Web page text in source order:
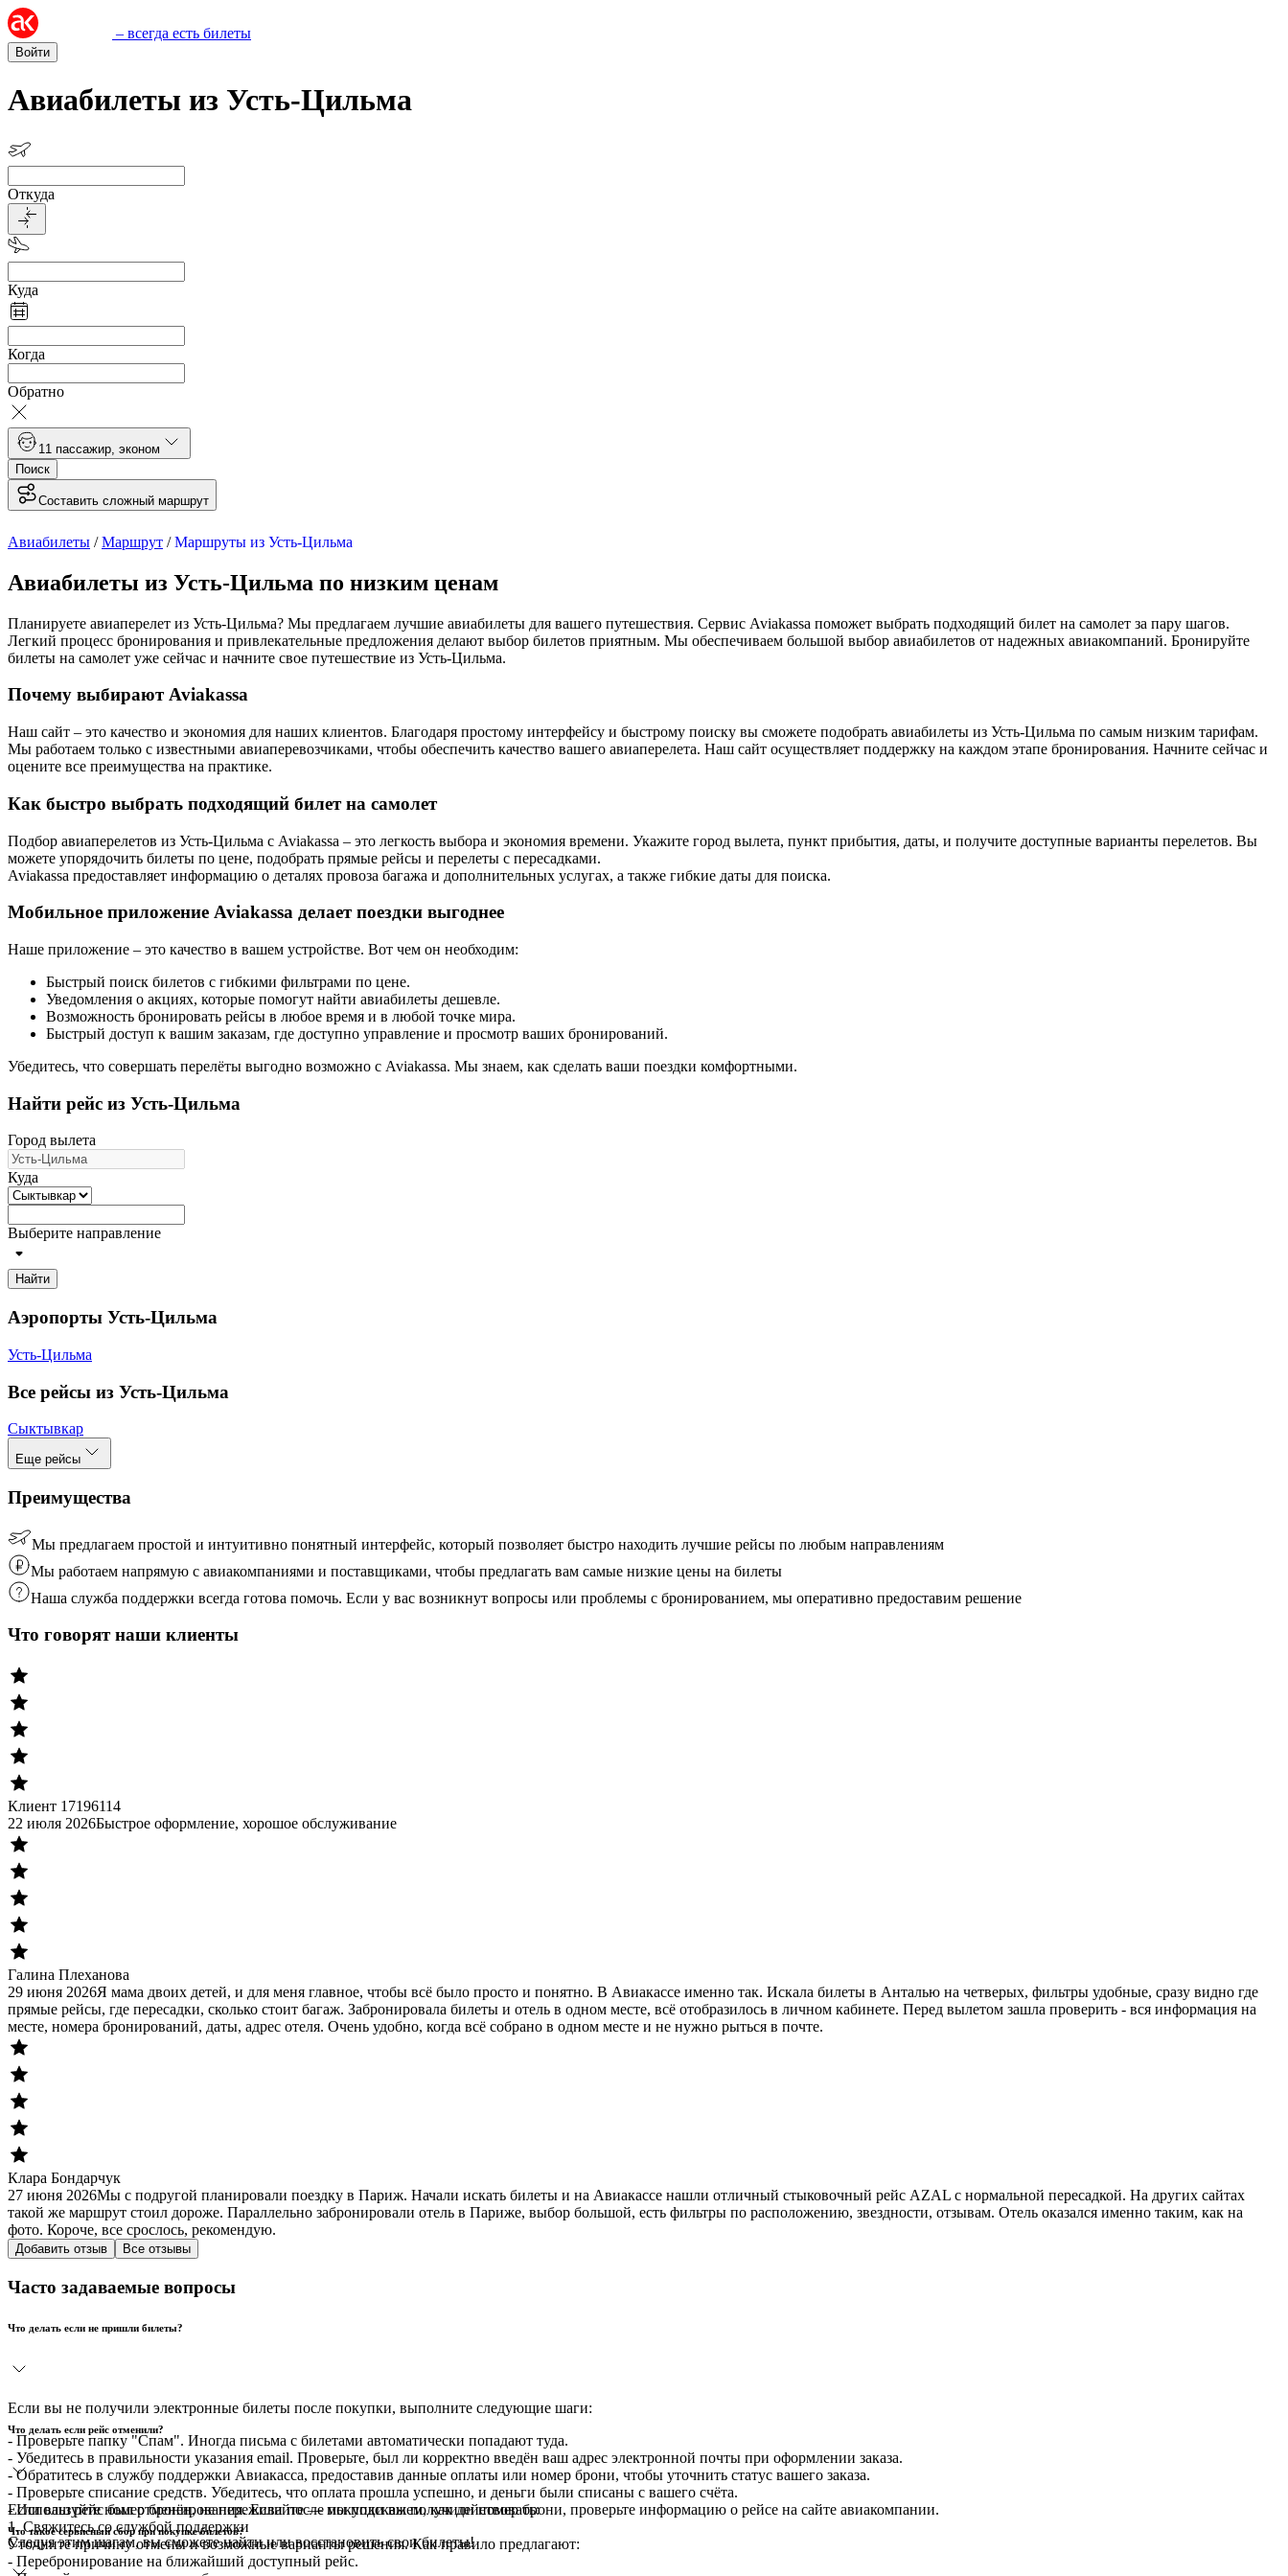
– всегда есть билеты
Войти
Авиабилеты из Усть-Цильма
Откуда
Куда
Когда
Обратно
1 1 пассажир эконом
Поиск
Составить сложный маршрут
Авиабилеты /Маршрут /Маршруты из Усть-Цильма
Авиабилеты из Усть-Цильма по низким ценам
Планируете авиаперелет из Усть-Цильма? Мы предлагаем лучшие авиабилеты для вашего путешествия. Сервис Aviakassa поможет выбрать подходящий билет на самолет за пару шагов.
Легкий процесс бронирования и привлекательные предложения делают выбор билетов приятным. Мы обеспечиваем большой выбор авиабилетов от надежных авиакомпаний. Бронируйте
билеты на самолет уже сейчас и начните свое путешествие из Усть-Цильма.
Почему выбирают Aviakassa
Наш сайт – это качество и экономия для наших клиентов. Благодаря простому интерфейсу и быстрому поиску вы сможете подобрать авиабилеты из Усть-Цильма по самым низким тарифам.
Мы работаем только с известными авиаперевозчиками, чтобы обеспечить качество вашего авиаперелета. Наш сайт осуществляет поддержку на каждом этапе бронирования. Начните сейчас и
оцените все преимущества на практике.
Как быстро выбрать подходящий билет на самолет
Подбор авиаперелетов из Усть-Цильма с Aviakassa – это легкость выбора и экономия времени. Укажите город вылета, пункт прибытия, даты, и получите доступные варианты перелетов. Вы
можете упорядочить билеты по цене, подобрать прямые рейсы и перелеты с пересадками.
Aviakassa предоставляет информацию о деталях провоза багажа и дополнительных услугах, а также гибкие даты для поиска.
Мобильное приложение Aviakassa делает поездки выгоднее
Наше приложение – это качество в вашем устройстве. Вот чем он необходим:
Быстрый поиск билетов с гибкими фильтрами по цене.
Уведомления о акциях, которые помогут найти авиабилеты дешевле.
Возможность бронировать рейсы в любое время и в любой точке мира.
Быстрый доступ к вашим заказам, где доступно управление и просмотр ваших бронирований.
Убедитесь, что совершать перелёты выгодно возможно с Aviakassa. Мы знаем, как сделать ваши поездки комфортными.
Найти рейс из Усть-Цильма
Город вылета
Куда
Выберите направление
Найти
Аэропорты Усть-Цильма
Усть-Цильма
Все рейсы из Усть-Цильма
Сыктывкар
Еще рейсы
Преимущества
Мы предлагаем простой и интуитивно понятный интерфейс, который позволяет быстро находить лучшие рейсы по любым направлениям
Мы работаем напрямую с авиакомпаниями и поставщиками, чтобы предлагать вам самые низкие цены на билеты
Наша служба поддержки всегда готова помочь. Если у вас возникнут вопросы или проблемы с бронированием, мы оперативно предоставим решение
Что говорят наши клиенты
Клиент 17196114
22 июля 2026Быстрое оформление, хорошое обслуживание
Галина Плеханова
29 июня 2026Я мама двоих детей, и для меня главное, чтобы всё было просто и понятно. В Авиакассе именно так. Искала билеты в Анталью на четверых, фильтры удобные, сразу видно где
прямые рейсы, где пересадки, сколько стоит багаж. Забронировала билеты и отель в одном месте, всё отобразилось в личном кабинете. Перед вылетом зашла проверить - вся информация на
месте, номера бронирований, даты, адрес отеля. Очень удобно, когда всё собрано в одном месте и не нужно рыться в почте.
Клара Бондарчук
27 июня 2026Мы с подругой планировали поездку в Париж. Начали искать билеты и на Авиакассе нашли отличный стыковочный рейс AZAL с нормальной пересадкой. На других сайтах
такой же маршрут стоил дороже. Параллельно забронировали отель в Париже, выбор большой, есть фильтры по расположению, звездности, отзывам. Отель оказался именно таким, как на
фото. Короче, все срослось, рекомендую.
Добавить отзыв Все отзывы
Часто задаваемые вопросы
Что делать если не пришли билеты?
Если вы не получили электронные билеты после покупки, выполните следующие шаги:
- Проверьте папку "Спам". Иногда письма с билетами автоматически попадают туда.
- Убедитесь в правильности указания email. Проверьте, был ли корректно введён ваш адрес электронной почты при оформлении заказа.
- Обратитесь в службу поддержки Авиакасса, предоставив данные оплаты или номер брони, чтобы уточнить статус вашего заказа.
- Проверьте списание средств. Убедитесь, что оплата прошла успешно, и деньги были списаны с вашего счёта.
- Используйте номер бронирования. Если после покупки вы получили номер брони, проверьте информацию о рейсе на сайте авиакомпании.
Следуя этим шагам, вы сможете найти или восстановить свои билеты!
Что делать если рейс отменили?
Если ваш рейс был отменён, не переживайте — мы подскажем, как действовать:
1. Свяжитесь со службой поддержки
Уточните причину отмены и возможные варианты решения. Как правило предлагают:
- Перебронирование на ближайший доступный рейс.
Что такое сервисный сбор при покупке билетов?